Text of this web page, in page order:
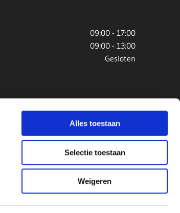
Alles toestaan
Selectie toestaan
Weigeren
09:00 - 17:00
09:00 - 13:00
Gesloten